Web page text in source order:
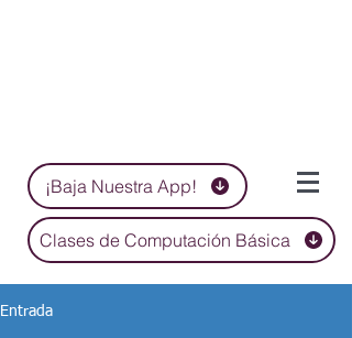
¡Baja Nuestra App!
Clases de Computación Básica
Entrada